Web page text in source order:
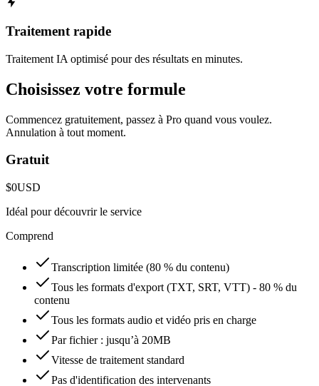
Traitement rapide
Traitement IA optimisé pour des résultats en minutes.
Choisissez votre formule
Commencez gratuitement, passez à Pro quand vous voulez.
Annulation à tout moment.
Gratuit
$0USD
Idéal pour découvrir le service
Comprend
Transcription limitée (80 % du contenu)
Tous les formats d'export (TXT, SRT, VTT) - 80 % du
contenu
Tous les formats audio et vidéo pris en charge
Par fichier : jusqu’à 20MB
Vitesse de traitement standard
Pas d'identification des intervenants